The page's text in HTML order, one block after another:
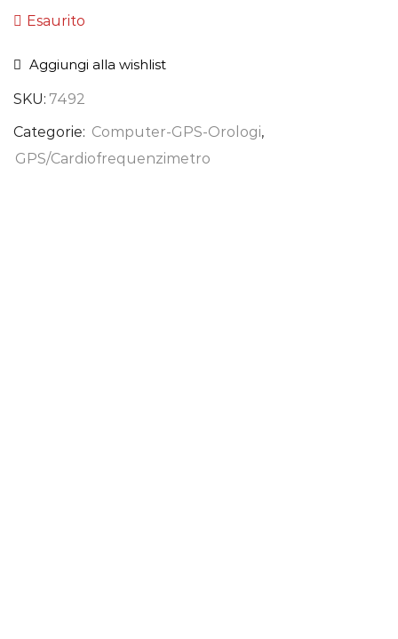
Esaurito
Aggiungi alla wishlist
SKU: 7492
Categorie: Computer-GPS-Orologi,
GPS/Cardiofrequenzimetro